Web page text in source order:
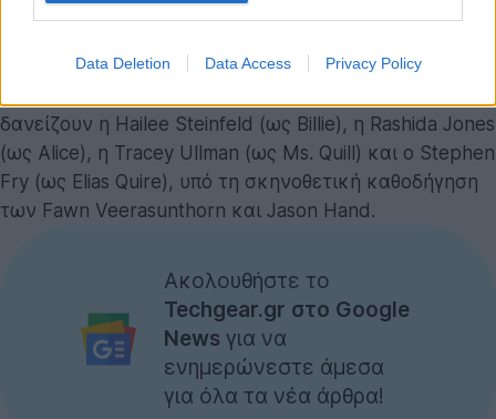
Data Deletion Data Access Privacy Policy
κινηματογραφικές αίθουσες στις 25 Νοεμβρίου 2026.
δανείζουν η Hailee Steinfeld (ως Billie), η Rashida Jones
(ως Alice), η Tracey Ullman (ως Ms. Quill) και ο Stephen
Fry (ως Elias Quire), υπό τη σκηνοθετική καθοδήγηση
των Fawn Veerasunthorn και Jason Hand.
Ακολουθήστε το
Techgear.gr στο Google
News για να
ενημερώνεστε άμεσα
για όλα τα νέα άρθρα!